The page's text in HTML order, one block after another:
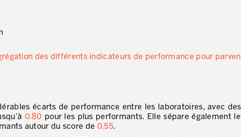
des différents indicateurs de performance pour
écarts de performance entre les laboratoires, avec
0.80 pour les plus performants. Elle sépare également
autour du score de 0.55.